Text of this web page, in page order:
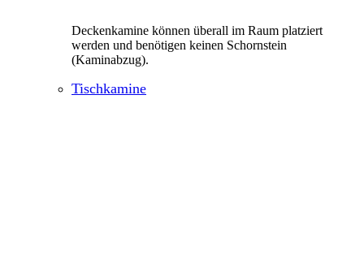
Deckenkamine können überall im Raum platziert
werden und benötigen keinen Schornstein
(Kaminabzug).
Tischkamine